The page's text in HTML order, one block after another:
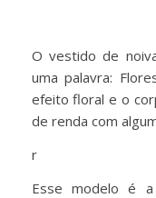
O vestido de
uma palavra:
efeito floral e o
de renda com
r
Esse modelo é